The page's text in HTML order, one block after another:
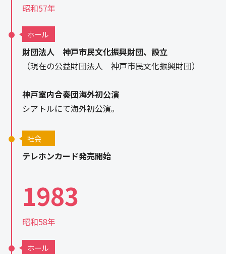
昭和57年
ホール
財団法人 神戸市民文化振興財団、設立
（現在の公益財団法人 神戸市民文化振興財団）
神戸室内合奏団海外初公演
シアトルにて海外初公演。
社会
テレホンカード発売開始
1983
昭和58年
ホール